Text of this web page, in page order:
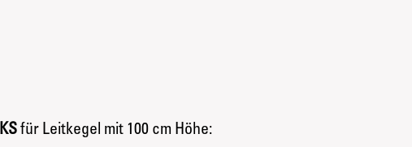
für Leitkegel mit 100 cm Höhe: